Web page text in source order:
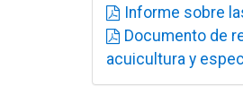
Informe sobre
Documento de
acuicultura y